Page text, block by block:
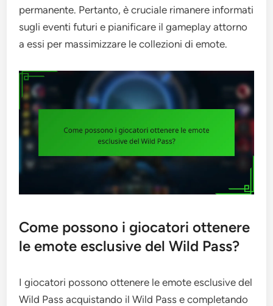
permanente. Pertanto, è cruciale rimanere informati
sugli eventi futuri e pianificare il gameplay attorno
a essi per massimizzare le collezioni di emote.
Come possono i giocatori ottenere
le emote esclusive del Wild Pass?
I giocatori possono ottenere le emote esclusive del
Wild Pass acquistando il Wild Pass e completando